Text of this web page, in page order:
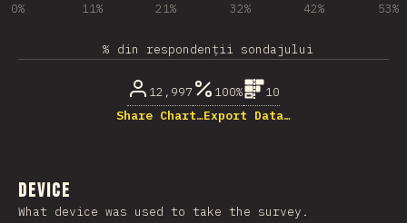
0% 11% 21% 32% 42% 53%
% din respondenții sondajului
12,997 100%
10
Share Chart…Export Data…
Device
What device was used to take the survey.